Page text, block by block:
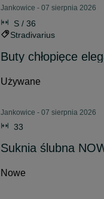
Jankowice - 07 sierpnia 2026
S / 36
Stradivarius
Buty chłopięce
Używane
Jankowice - 07 sierpnia 2026
33
Suknia ślubna
Nowe